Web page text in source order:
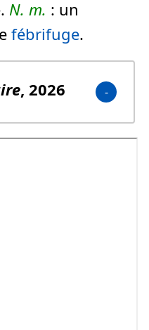
N. m. : un
fébrifuge.
, 2026